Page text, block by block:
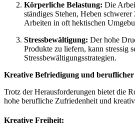
Körperliche Belastung: Die
ständiges Stehen, Heben
Arbeiten in oft hektischen
Stressbewältigung: Der hohe
Produkte zu liefern, kann stressig
Stressbewältigungsstrategien.
Kreative Befriedigung und beruflicher
Trotz der Herausforderungen bietet die
hohe berufliche Zufriedenheit und
Kreative Freiheit: